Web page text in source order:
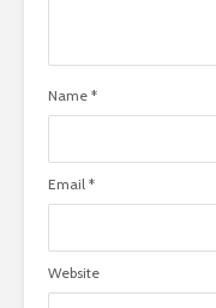
Name *
Email *
Website